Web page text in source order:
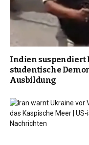
Indien suspendiert
studentische
Ausbildung